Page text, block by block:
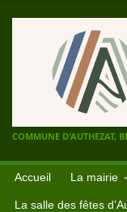
COMMUNE D'AUTHEZAT,
Accueil La mairie
La salle des fêtes